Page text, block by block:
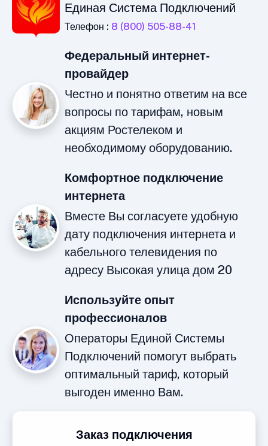
Единая Система Подключений
Телефон : 8 (800) 505-88-41
Федеральный интернет-
провайдер
Честно и понятно ответим на все
вопросы по тарифам, новым
акциям Ростелеком и
необходимому оборудованию.
Комфортное подключение
интернета
Вместе Вы согласуете удобную
дату подключения интернета и
кабельного телевидения по
адресу Высокая улица дом 20
Используйте опыт
профессионалов
Операторы Единой Системы
Подключений помогут выбрать
оптимальный тариф, который
выгоден именно Вам.
Заказ подключения